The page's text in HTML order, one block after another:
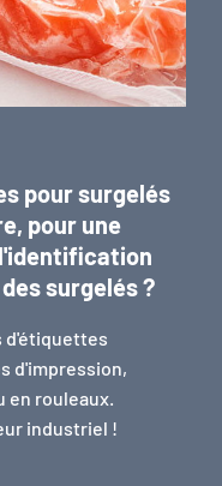
pour surgelés
pour une
surgelés ?
d'étiquettes
d'impression,
en rouleaux.
industriel !